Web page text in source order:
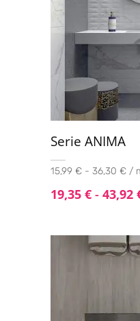
Serie ANIMA
15,99 € - 36,30 € /
19,35 € - 43,92